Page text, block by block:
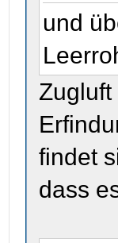
und
findet
dass